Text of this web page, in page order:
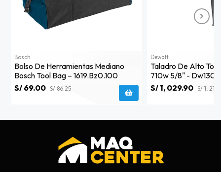
Bosch
Bolso De Herramientas Mediano
Bosch Tool Bag – 1619.bz0.100
S/ 69.00 S/ 86.25
Dewalt
Taladro De Alto
710w 5/8" -
S/ 1, 029.90 S/ 1,